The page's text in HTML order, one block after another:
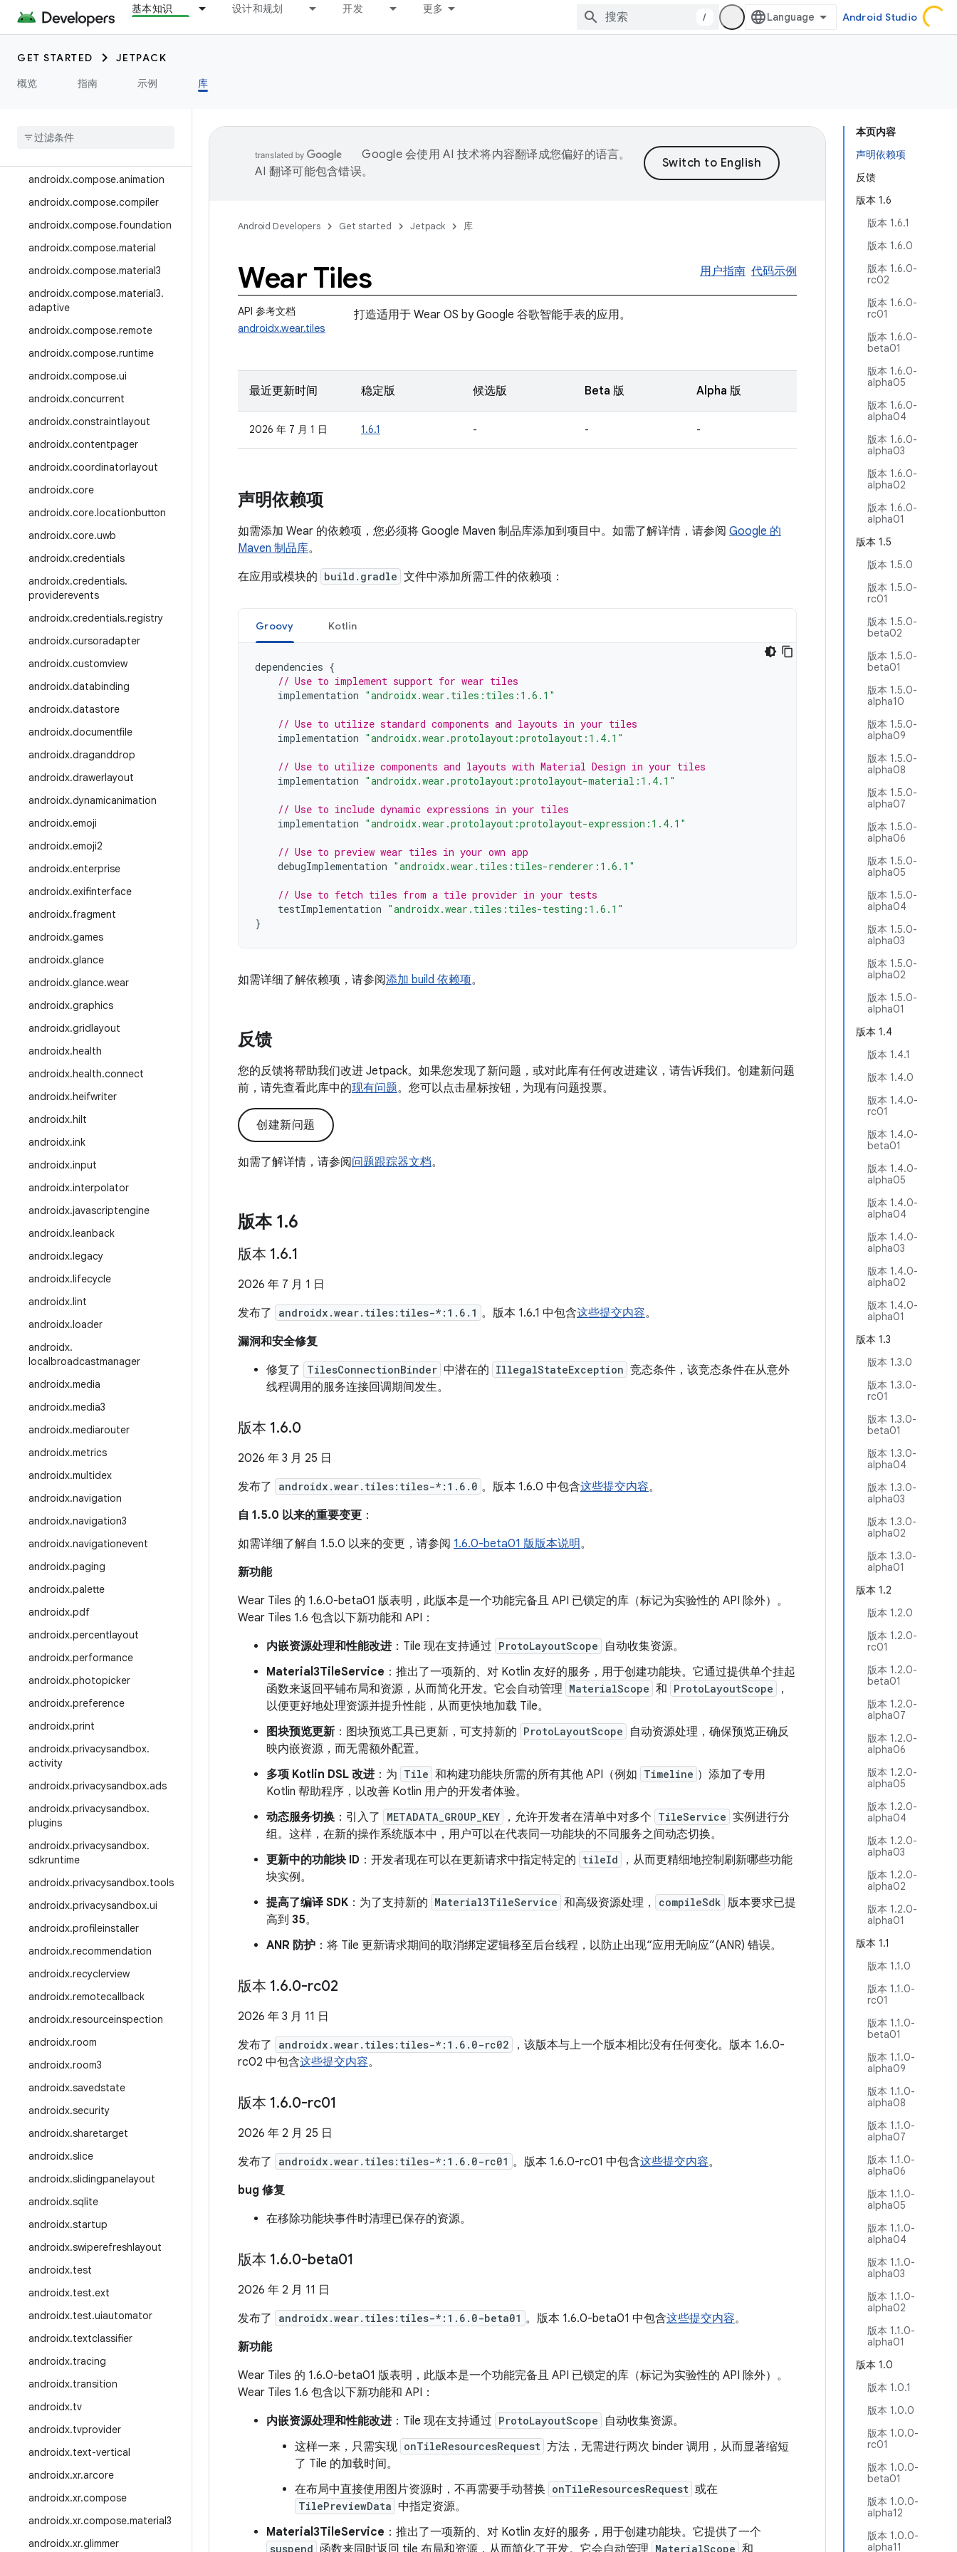
基本知识 设计和规划 开发 更多
/ Android Studio
GET STARTED
JETPACK
概览
指南 示例 库
androidx.camera.media3
androidx.car
androidx.car.app
androidx.collection
androidx.compose.animation
androidx.compose.compiler
androidx.compose.foundation
androidx.compose.material
androidx.compose.material3
androidx.compose.material3.
adaptive
androidx.compose.remote
androidx.compose.runtime
androidx.compose.ui
androidx.concurrent
androidx.constraintlayout
androidx.contentpager
androidx.coordinatorlayout
androidx.core
androidx.core.locationbutton
androidx.core.uwb
androidx.credentials
androidx.credentials.
providerevents
androidx.credentials.registry
androidx.cursoradapter
androidx.customview
androidx.databinding
androidx.datastore
androidx.documentfile
androidx.draganddrop
androidx.drawerlayout
androidx.dynamicanimation
androidx.emoji
androidx.emoji2
androidx.enterprise
androidx.exifinterface
androidx.fragment
androidx.games
androidx.glance
androidx.glance.wear
androidx.graphics
androidx.gridlayout
androidx.health
androidx.health.connect
androidx.heifwriter
androidx.hilt
androidx.ink
androidx.input
androidx.interpolator
androidx.javascriptengine
androidx.leanback
androidx.legacy
androidx.lifecycle
androidx.lint
androidx.loader
androidx.
localbroadcastmanager
androidx.media
androidx.media3
androidx.mediarouter
androidx.metrics
androidx.multidex
androidx.navigation
androidx.navigation3
androidx.navigationevent
androidx.paging
androidx.palette
androidx.pdf
androidx.percentlayout
androidx.performance
androidx.photopicker
androidx.preference
androidx.print
androidx.privacysandbox.
activity
androidx.privacysandbox.ads
androidx.privacysandbox.
plugins
androidx.privacysandbox.
sdkruntime
androidx.privacysandbox.tools
androidx.privacysandbox.ui
androidx.profileinstaller
androidx.recommendation
androidx.recyclerview
androidx.remotecallback
androidx.resourceinspection
androidx.room
androidx.room3
androidx.savedstate
androidx.security
androidx.sharetarget
androidx.slice
androidx.slidingpanelayout
androidx.sqlite
androidx.startup
androidx.swiperefreshlayout
androidx.test
androidx.test.ext
androidx.test.uiautomator
androidx.textclassifier
androidx.tracing
androidx.transition
androidx.tv
androidx.tvprovider
androidx.text-vertical
androidx.xr.arcore
androidx.xr.compose
androidx.xr.compose.material3
androidx.xr.glimmer
本页内容
声明依赖项
反馈
版本 1.6
版本 1.6.1
版本 1.6.0
版本 1.6.0-
rc02
版本 1.6.0-
rc01
版本 1.6.0-
beta01
版本 1.6.0-
alpha05
版本 1.6.0-
alpha04
版本 1.6.0-
alpha03
版本 1.6.0-
alpha02
版本 1.6.0-
alpha01
版本 1.5
版本 1.5.0
版本 1.5.0-
rc01
版本 1.5.0-
beta02
版本 1.5.0-
beta01
版本 1.5.0-
alpha10
版本 1.5.0-
alpha09
版本 1.5.0-
alpha08
版本 1.5.0-
alpha07
版本 1.5.0-
alpha06
版本 1.5.0-
alpha05
版本 1.5.0-
alpha04
版本 1.5.0-
alpha03
版本 1.5.0-
alpha02
版本 1.5.0-
alpha01
版本 1.4
版本 1.4.1
版本 1.4.0
版本 1.4.0-
rc01
版本 1.4.0-
beta01
版本 1.4.0-
alpha05
版本 1.4.0-
alpha04
版本 1.4.0-
alpha03
版本 1.4.0-
alpha02
版本 1.4.0-
alpha01
版本 1.3
版本 1.3.0
版本 1.3.0-
rc01
版本 1.3.0-
beta01
版本 1.3.0-
alpha04
版本 1.3.0-
alpha03
版本 1.3.0-
alpha02
版本 1.3.0-
alpha01
版本 1.2
版本 1.2.0
版本 1.2.0-
rc01
版本 1.2.0-
beta01
版本 1.2.0-
alpha07
版本 1.2.0-
alpha06
版本 1.2.0-
alpha05
版本 1.2.0-
alpha04
版本 1.2.0-
alpha03
版本 1.2.0-
alpha02
版本 1.2.0-
alpha01
版本 1.1
版本 1.1.0
版本 1.1.0-
rc01
版本 1.1.0-
beta01
版本 1.1.0-
alpha09
版本 1.1.0-
alpha08
版本 1.1.0-
alpha07
版本 1.1.0-
alpha06
版本 1.1.0-
alpha05
版本 1.1.0-
alpha04
版本 1.1.0-
alpha03
版本 1.1.0-
alpha02
版本 1.1.0-
alpha01
版本 1.0
版本 1.0.1
版本 1.0.0
版本 1.0.0-
rc01
版本 1.0.0-
beta01
版本 1.0.0-
alpha12
版本 1.0.0-
alpha11
Google 会使用 AI 技术将内容翻译成您偏好的语言。
AI 翻译可能包含错误。
Android Developers Get started Jetpack 库
Wear Tiles 用户指南 代码示例
API 参考文档
androidx.wear.tiles
打造适用于 Wear OS by Google 谷歌智能手表的应用。
最近更新时间 稳定版 候选版 Beta 版 Alpha 版
2026 年 7 月 1 日 1.6.1 - - -
声明依赖项
如需添加 Wear 的依赖项，您必须将 Google Maven 制品库添加到项目中。如需了解详情，请参阅 Google 的
Maven 制品库。
在应用或模块的 build.gradle 文件中添加所需工件的依赖项：
Groovy Kotlin
dependencies {
// Use to implement support for wear tiles
implementation "androidx.wear.tiles:tiles:1.6.1"
// Use to utilize standard components and layouts in your tiles
implementation "androidx.wear.protolayout:protolayout:1.4.1"
// Use to utilize components and layouts with Material Design in your tiles
implementation "androidx.wear.protolayout:protolayout-material:1.4.1"
// Use to include dynamic expressions in your tiles
implementation "androidx.wear.protolayout:protolayout-expression:1.4.1"
// Use to preview wear tiles in your own app
debugImplementation "androidx.wear.tiles:tiles-renderer:1.6.1"
// Use to fetch tiles from a tile provider in your tests
testImplementation "androidx.wear.tiles:tiles-testing:1.6.1"
}
如需详细了解依赖项，请参阅添加 build 依赖项。
反馈
您的反馈将帮助我们改进 Jetpack。如果您发现了新问题，或对此库有任何改进建议，请告诉我们。创建新问题
前，请先查看此库中的现有问题。您可以点击星标按钮，为现有问题投票。
创建新问题
如需了解详情，请参阅问题跟踪器文档。
版本 1.6
版本 1.6.1
2026 年 7 月 1 日
发布了
androidx.wear.tiles:tiles-*:1.6.1 。版本 1.6.1 中包含这些提交内容。
漏洞和安全修复
修复了
TilesConnectionBinder 中潜在的 IllegalStateException 竞态条件，该竞态条件在从意外
线程调用的服务连接回调期间发生。
版本 1.6.0
2026 年 3 月 25 日
发布了
androidx.wear.tiles:tiles-*:1.6.0 。版本 1.6.0 中包含这些提交内容。
自 1.5.0 以来的重要变更 ：
如需详细了解自 1.5.0 以来的变更，请参阅 1.6.0-beta01 版版本说明。
新功能
Wear Tiles 的 1.6.0-beta01 版表明，此版本是一个功能完备且 API 已锁定的库（标记为实验性的 API 除外）。
Wear Tiles 1.6 包含以下新功能和 API：
内嵌资源处理和性能改进 ：Tile 现在支持通过 ProtoLayoutScope
自动收集资源。
Material3TileService ：推出了一项新的、对 Kotlin 友好的服务，用于创建功能块。它通过提供单个挂起
函数来返回平铺布局和资源，从而简化开发。它会自动管理 MaterialScope 和 ProtoLayoutScope
，
以便更好地处理资源并提升性能，从而更快地加载 Tile。
图块预览更新 ：图块预览工具已更新，可支持新的 ProtoLayoutScope
自动资源处理，确保预览正确反
映内嵌资源，而无需额外配置。
多项 Kotlin DSL 改进 ：为 Tile 和构建功能块所需的所有其他 API（例如 Timeline ）添加了专用
Kotlin 帮助程序，以改善 Kotlin 用户的开发者体验。
动态服务切换 ：引入了 METADATA_GROUP_KEY ，允许开发者在清单中对多个 TileService 实例进行分
组。这样，在新的操作系统版本中，用户可以在代表同一功能块的不同服务之间动态切换。
更新中的功能块 ID ：开发者现在可以在更新请求中指定特定的 tileId
，从而更精细地控制刷新哪些功能
块实例。
提高了编译 SDK ：为了支持新的 Material3TileService 和高级资源处理， compileSdk 版本要求已提
高到 35。
ANR 防护 ：将 Tile 更新请求期间的取消绑定逻辑移至后台线程，以防止出现“应用无响应”(ANR) 错误。
版本 1.6.0-rc02
2026 年 3 月 11 日
发布了
androidx.wear.tiles:tiles-*:1.6.0-rc02
，该版本与上一个版本相比没有任何变化。版本 1.6.0-
rc02 中包含这些提交内容。
版本 1.6.0-rc01
2026 年 2 月 25 日
发布了
androidx.wear.tiles:tiles-*:1.6.0-rc01 。版本 1.6.0-rc01 中包含这些提交内容。
bug 修复
在移除功能块事件时清理已保存的资源。
版本 1.6.0-beta01
2026 年 2 月 11 日
发布了
androidx.wear.tiles:tiles-*:1.6.0-beta01 。版本 1.6.0-beta01 中包含这些提交内容。
新功能
Wear Tiles 的 1.6.0-beta01 版表明，此版本是一个功能完备且 API 已锁定的库（标记为实验性的 API 除外）。
Wear Tiles 1.6 包含以下新功能和 API：
内嵌资源处理和性能改进 ：Tile 现在支持通过 ProtoLayoutScope
自动收集资源。
这样一来，只需实现 onTileResourcesRequest 方法，无需进行两次 binder 调用，从而显著缩短
了 Tile 的加载时间。
在布局中直接使用图片资源时，不再需要手动替换 onTileResourcesRequest 或在
TilePreviewData 中指定资源。
Material3TileService ：推出了一项新的、对 Kotlin 友好的服务，用于创建功能块。它提供了一个
suspend 函数来同时返回 tile 布局和资源，从而简化了开发。它会自动管理 MaterialScope 和